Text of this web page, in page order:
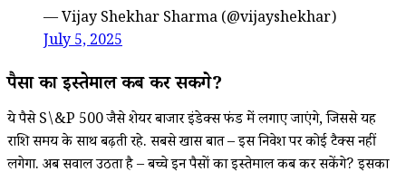
— Vijay Shekhar Sharma (@vijayshekhar)
July 5, 2025
पैसों का इस्तेमाल कब कर सकेंगे?
ये पैसे S\&P 500 जैसे शेयर बाजार इंडेक्स फंड में लगाए जाएंगे, जिससे यह
राशि समय के साथ बढ़ती रहे. सबसे खास बात – इस निवेश पर कोई टैक्स नहीं
लगेगा. अब सवाल उठता है – बच्चे इन पैसों का इस्तेमाल कब कर सकेंगे? इसका